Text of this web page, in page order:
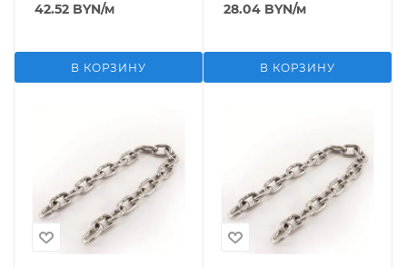
42.52 BYN/м
В КОРЗИНУ
28.04 BYN/м
В КОРЗИНУ